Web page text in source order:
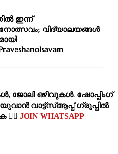
ഇന്ന്
വിദ്യാലയങ്ങൾ
ജോലി ഒഴിവുകള്‍, ഷോപ്പിംഗ്‌
വാട്ട്സ്ആപ്പ് ഗ്രൂപ്പില്‍
JOIN WHATSAPP